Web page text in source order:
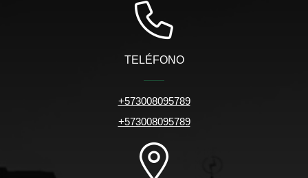
TELÉFONO
+573008095789
+573008095789